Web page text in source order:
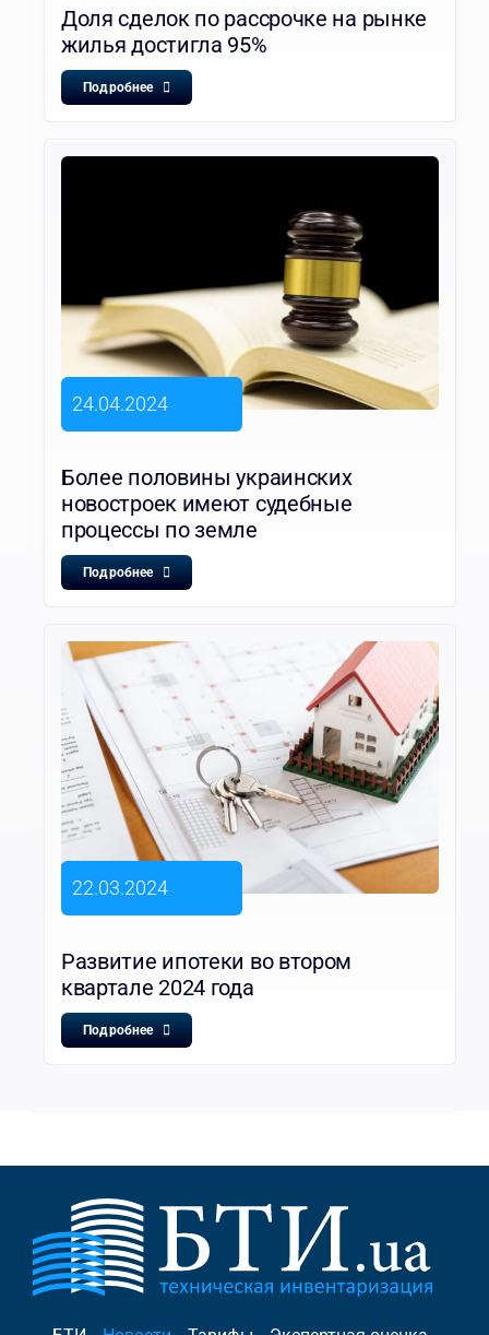
Доля сделок по рассрочке на рынке
жилья достигла 95%
Подробнее
24.04.2024
Более половины украинских
новостроек имеют судебные
процессы по земле
Подробнее
22.03.2024
Развитие ипотеки во втором
квартале 2024 года
Подробнее